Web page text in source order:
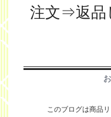
注文⇒返品
このブログは商品